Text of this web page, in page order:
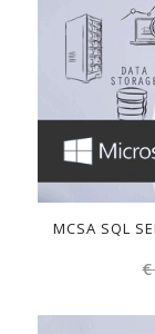
MCSA SQL
€